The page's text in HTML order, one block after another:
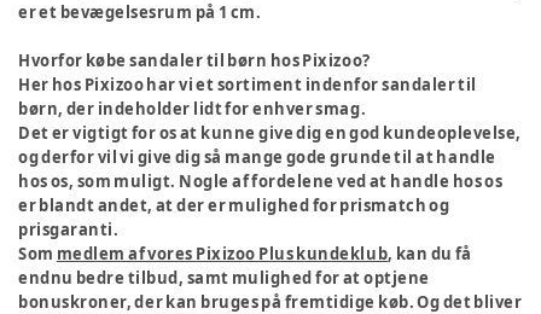
er et bevægelsesrum på 1 cm.
Hvorfor købe sandaler til børn hos Pixizoo?
Her hos Pixizoo har vi et sortiment indenfor sandaler til
børn, der indeholder lidt for enhver smag.
Det er vigtigt for os at kunne give dig en god kundeoplevelse,
og derfor vil vi give dig så mange gode grunde til at handle
hos os, som muligt. Nogle af fordelene ved at handle hos os
er blandt andet, at der er mulighed for prismatch og
prisgaranti.
Som medlem af vores Pixizoo Plus kundeklub, kan du få
endnu bedre tilbud, samt mulighed for at optjene
bonuskroner, der kan bruges på fremtidige køb. Og det bliver